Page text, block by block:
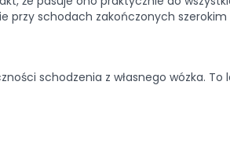
przy schodach zakończonych szerokim
schodzenia z własnego wózka.